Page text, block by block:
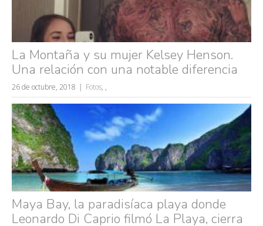
La Montaña y su mujer Kelsey Henson.
Una relación con una notable diferencia
26 de octubre, 2018 Fotos, ,
Maya Bay, la paradisíaca playa donde
Leonardo Di Caprio filmó La Playa, cierra